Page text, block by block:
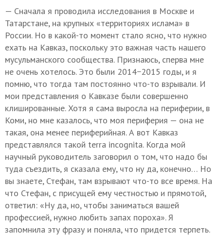
— Сначала я проводила исследования в Москве и
Татарстане, на крупных «территориях ислама» в
России. Но в какой-то момент стало ясно, что нужно
ехать на Кавказ, поскольку это важная часть нашего
мусульманского сообщества. Признаюсь, сперва мне
не очень хотелось. Это были 2014−2015 годы, и я
помню, что тогда там постоянно что-то взрывали. И
мои представления о Кавказе были совершенно
клишированные. Хотя я сама выросла на периферии, в
Коми, но мне казалось, что моя периферия — она не
такая, она менее периферийная. А вот Кавказ
представлялся такой terra incognita. Когда мой
научный руководитель заговорил о том, что надо бы
туда съездить, я сказала ему, что ну да, конечно… Но
вы знаете, Стефан, там взрывают что-то все время. На
что Стефан, с присущей ему честностью и прямотой,
ответил: «Ну да, но, чтобы заниматься вашей
профессией, нужно любить запах пороха». Я
запомнила эту фразу и поняла, что придется терпеть.